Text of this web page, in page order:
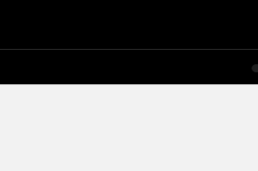
maniobra magistral en la última vuelta de la
de la curva 4